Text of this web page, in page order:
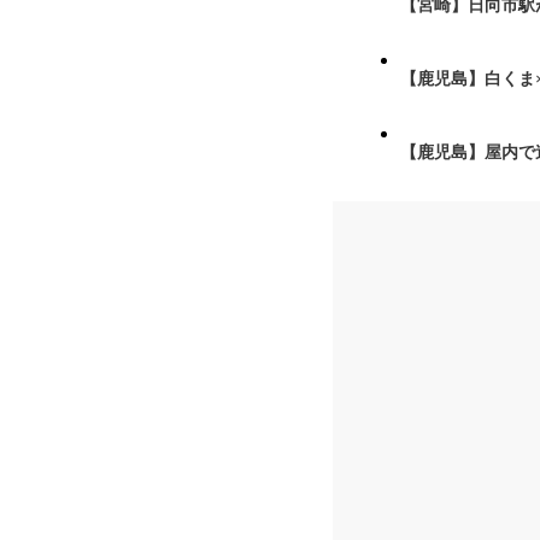
【宮崎】日向市
【鹿児島】白く
【鹿児島】屋内